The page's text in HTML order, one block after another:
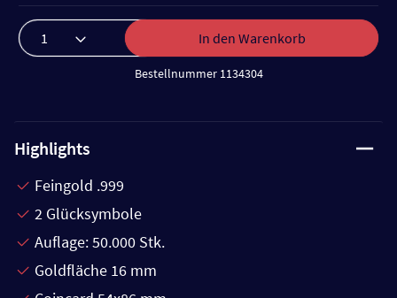
In den Warenkorb
Bestellnummer 1134304
Highlights
Feingold .999
2 Glücksymbole
Auflage: 50.000 Stk.
Goldfläche 16 mm